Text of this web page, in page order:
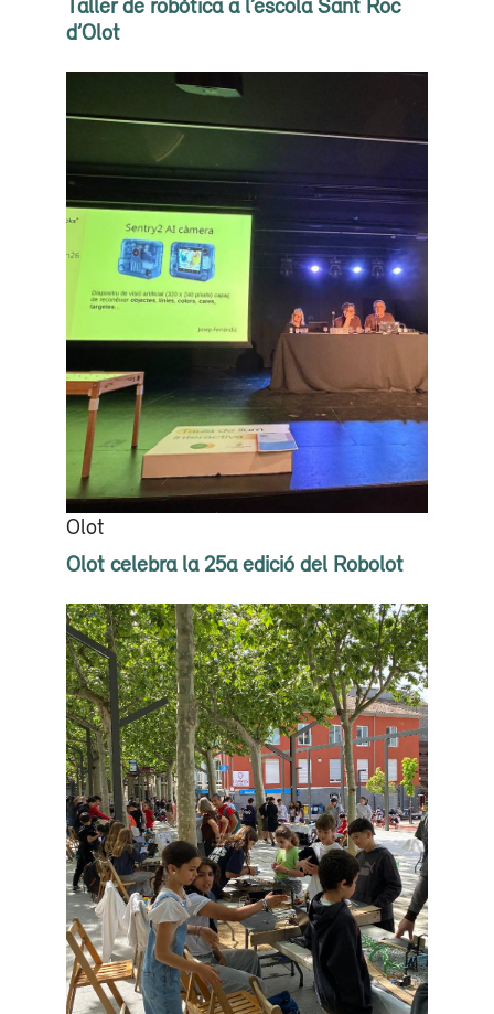
d’Olot
Olot
Olot celebra la 25a edició del Robolot